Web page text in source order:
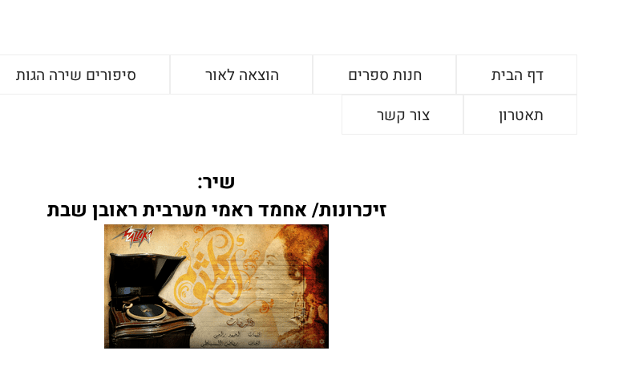
דף הבית חנות ספרים הוצאה לאור סיפורים שירה הגות
תאטרון
צור קשר
שיר:
זיכרונות/ אחמד ראמי מערבית ראובן שבת